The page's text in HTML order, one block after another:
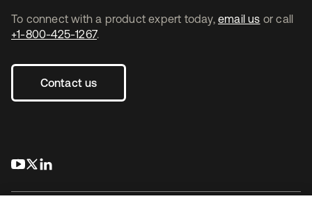
To connect with a product expert today, email us or call
+1-800-425-1267.
Contact us
s’ouvre dans un nouvel onglet
s’ouvre dans un nouvel onglet